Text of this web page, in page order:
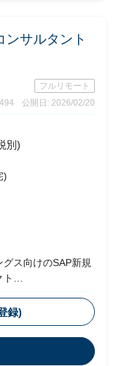
ンサルタント
フルリモート
公開日: 2026/02/20
別)
)
グス向けのSAP新規
拡大として、現状
予定
よる要件整理
録)